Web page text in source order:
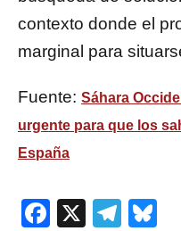
contexto donde el
marginal para
Fuente: Sáhara
urgente para que los
España
Facebook
X